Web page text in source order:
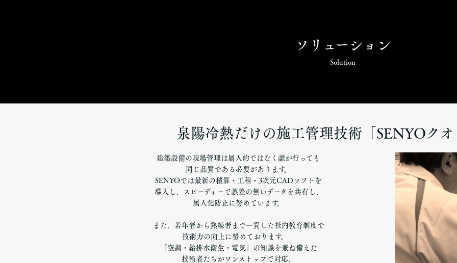
ソリューション
Solution
泉陽冷熱だけの施工管理技術「SENYOクオ
建築設備の現場管理は属人的ではなく誰が行っても
同じ品質である必要があります。
SENYOでは最新の積算・工程・3次元CADソフトを
導入し、スピーディーで誤差の無いデータを共有し、
属人化防止に努めています。
また、若年者から熟練者まで一貫した社内教育制度で
技術力の向上に努めております。
「空調・給排水衛生・電気」の知識を兼ね備えた
技術者たちがワンストップで対応、